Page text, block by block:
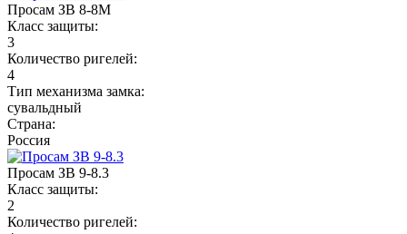
Просам ЗВ 8-8М
Класс защиты:
3
Количество ригелей:
4
Тип механизма замка:
сувальдный
Страна:
Россия
Просам ЗВ 9-8.3
Класс защиты:
2
Количество ригелей: